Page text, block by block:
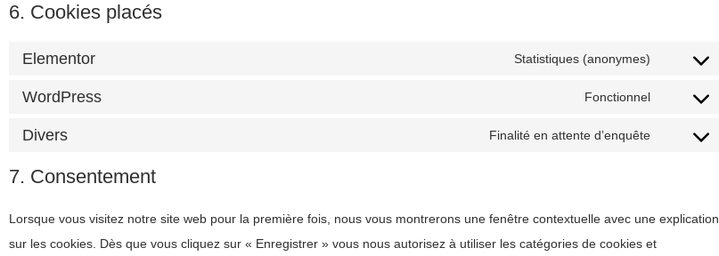
6. Cookies placés
Elementor Statistiques (anonymes)
WordPress Fonctionnel
Divers Finalité en attente d’enquête
7. Consentement
Lorsque vous visitez notre site web pour la première fois, nous vous montrerons une fenêtre contextuelle avec une explication
sur les cookies. Dès que vous cliquez sur « Enregistrer » vous nous autorisez à utiliser les catégories de cookies et